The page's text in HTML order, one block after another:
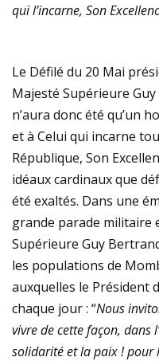
qui l’incarne, Son
Le Défilé du 20 Mai
Majesté Supérieure Guy
n’aura donc été qu’un
et à Celui qui incarne
République, Son
idéaux cardinaux que
été exaltés. Dans une
grande parade militaire
Supérieure Guy
les populations de
auxquelles le Président
chaque jour : “Nous
vivre de cette façon, dans
solidarité et la paix ! pour